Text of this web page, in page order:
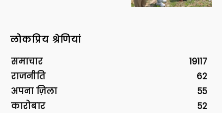
लोकप्रिय श्रेणियां
समाचार
19117
राजनीति
62
अपना ज़िला
55
कारोबार
52